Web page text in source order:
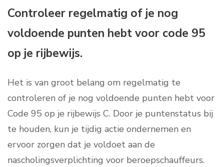
Controleer regelmatig of je nog
voldoende punten hebt voor code 95
op je rijbewijs.
Het is van groot belang om regelmatig te
controleren of je nog voldoende punten hebt voor
Code 95 op je rijbewijs C. Door je puntenstatus bij
te houden, kun je tijdig actie ondernemen en
ervoor zorgen dat je voldoet aan de
nascholingsverplichting voor beroepschauffeurs.